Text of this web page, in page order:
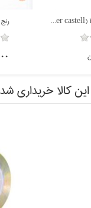
پاك كن بزرگ 28189522 (faber castell) قرمز
كالا خريداري